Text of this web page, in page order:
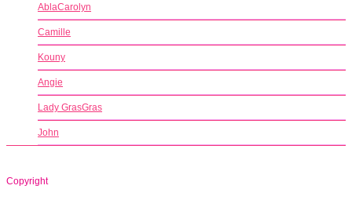
AblaCarolyn
Camille
Kouny
Angie
Lady GrasGras
John
Copyright